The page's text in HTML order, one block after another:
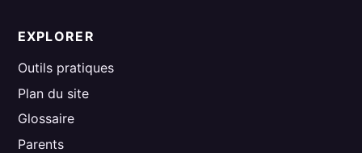
EXPLORER
Outils pratiques
Plan du site
Glossaire
Parents